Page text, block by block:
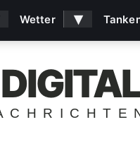
Wetter ▾